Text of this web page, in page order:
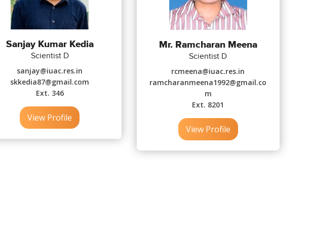
Sanjay Kumar Kedia
Scientist D
sanjay@iuac.res.in
skkedia87@gmail.com
Ext. 346
View Profile
Mr. Ramcharan Meena
Scientist D
rcmeena@iuac.res.in
ramcharanmeena1992@gmail.co
m
Ext. 8201
View Profile